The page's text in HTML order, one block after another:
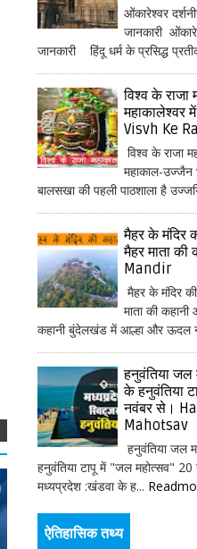
ओंकारेश्वर
जानकारी
जानकारी हिंदू धर्म के प्रसिद्ध
विश्व के
महाकालेश्वर
Visvh Ke
विश्व के राजा
महाकाल-
बालसखा की पहली पाठशाला है
मैहर के मंदिर
मैहर माता
Mandir
मैहर के मंदिर
माता की
कहानी बुंदेलखंड में आल्हा और ऊदल
हनुवंतिया जल
के हनुवंतिया
नवंबर से।
Mahotsav
हनुवंतिया जल
हनुवंतिया टापू में "जल महोत्सव"
मध्यप्रदेश :खंडवा के ह...
ऐतिहासिक तथ्य